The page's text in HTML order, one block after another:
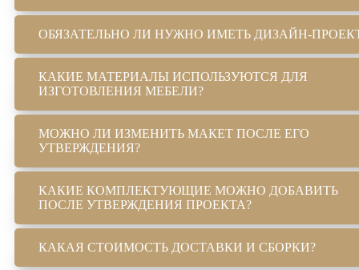
ОБЯЗАТЕЛЬНО ЛИ НУЖНО ИМЕТЬ ДИЗАЙН-
КАКИЕ МАТЕРИАЛЫ ИСПОЛЬЗУЮТСЯ ДЛЯ
ИЗГОТОВЛЕНИЯ МЕБЕЛИ?
МОЖНО ЛИ ИЗМЕНИТЬ МАКЕТ ПОСЛЕ ЕГО
УТВЕРЖДЕНИЯ?
КАКИЕ КОМПЛЕКТУЮЩИЕ МОЖНО ДОБАВИТЬ
ПОСЛЕ УТВЕРЖДЕНИЯ ПРОЕКТА?
КАКАЯ СТОИМОСТЬ ДОСТАВКИ И СБОРКИ?